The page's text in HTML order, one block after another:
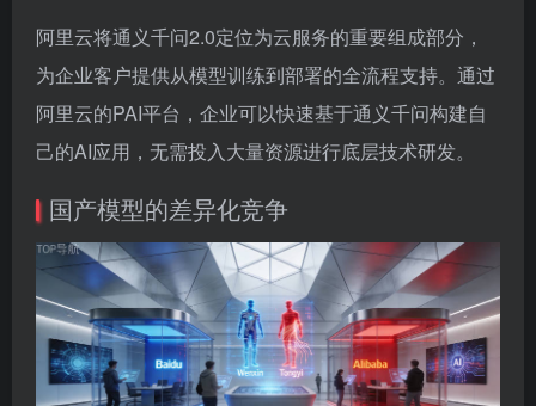
阿里云将通义千问2.0定位为云服务的重要组成部分，
为企业客户提供从模型训练到部署的全流程支持。通过
阿里云的PAI平台，企业可以快速基于通义千问构建自
己的AI应用，无需投入大量资源进行底层技术研发。
国产模型的差异化竞争